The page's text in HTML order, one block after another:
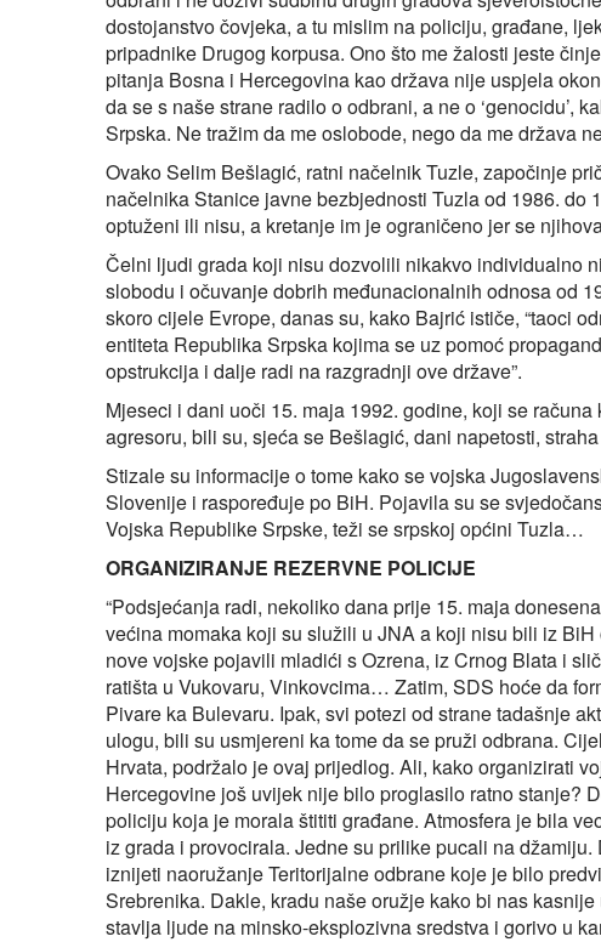
dostojanstvo čovjeka, a tu mislim na policiju, građane,
pripadnike Drugog korpusa. Ono što me žalosti jeste
pitanja Bosna i Hercegovina kao država nije uspjela
da se s naše strane radilo o odbrani, a ne o ‘genocidu’,
Srpska. Ne tražim da me oslobode, nego da me država
Ovako Selim Bešlagić, ratni načelnik Tuzle, započinje
načelnika Stanice javne bezbjednosti Tuzla od 1986.
optuženi ili nisu, a kretanje im je ograničeno jer se
Čelni ljudi grada koji nisu dozvolili nikakvo individualno
slobodu i očuvanje dobrih međunacionalnih odnosa od
skoro cijele Evrope, danas su, kako Bajrić ističe, “taoci
entiteta Republika Srpska kojima se uz pomoć
opstrukcija i dalje radi na razgradnji ove države”.
Mjeseci i dani uoči 15. maja 1992. godine, koji se
agresoru, bili su, sjeća se Bešlagić, dani napetosti,
Stizale su informacije o tome kako se vojska
Slovenije i raspoređuje po BiH. Pojavila su se
Vojska Republike Srpske, teži se srpskoj općini Tuzla…
ORGANIZIRANJE REZERVNE POLICIJE
“Podsjećanja radi, nekoliko dana prije 15. maja
većina momaka koji su služili u JNA a koji nisu bili iz
nove vojske pojavili mladići s Ozrena, iz Crnog Blata i
ratišta u Vukovaru, Vinkovcima… Zatim, SDS hoće da
Pivare ka Bulevaru. Ipak, svi potezi od strane tadašnje
ulogu, bili su usmjereni ka tome da se pruži odbrana.
Hrvata, podržalo je ovaj prijedlog. Ali, kako organizirati
Hercegovine još uvijek nije bilo proglasilo ratno stanje?
policiju koja je morala štititi građane. Atmosfera je bila
iz grada i provocirala. Jedne su prilike pucali na
iznijeti naoružanje Teritorijalne odbrane koje je bilo
Srebrenika. Dakle, kradu naše oružje kako bi nas
stavlja ljude na minsko-eksplozivna sredstva i gorivo u